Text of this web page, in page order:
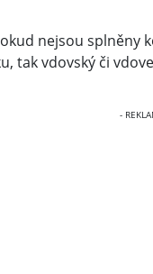
nejsou
tak vdovský či